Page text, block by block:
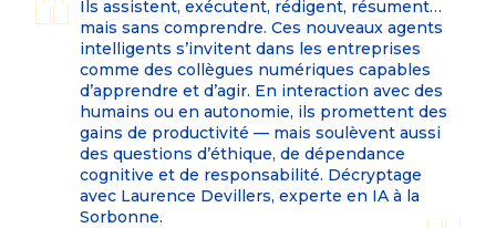
Ils assistent, exécutent, rédigent, résument…
mais sans comprendre. Ces nouveaux agents
intelligents s’invitent dans les entreprises
comme des collègues numériques capables
d’apprendre et d’agir. En interaction avec des
humains ou en autonomie, ils promettent des
gains de productivité — mais soulèvent aussi
des questions d’éthique, de dépendance
cognitive et de responsabilité. Décryptage
avec Laurence Devillers, experte en IA à la
Sorbonne.